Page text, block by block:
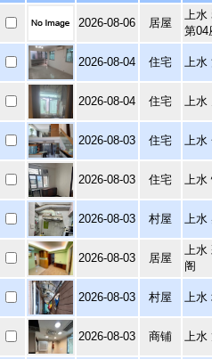
2026-08-06 居屋
上水
第04
2026-08-04 住宅 上水
2026-08-04 住宅 上水
2026-08-03 住宅 上水
2026-08-03 住宅 上水
2026-08-03 村屋 上水
2026-08-03 居屋
上水
阁
2026-08-03 村屋 上水
2026-08-03 商铺 上水